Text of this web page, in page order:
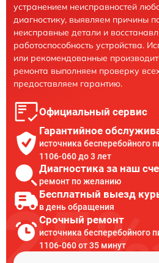
устранением неисправностей
диагностику, выявляем причины
неисправные детали и
работоспособность устройства.
или рекомендованные
ремонта выполняем проверку
предоставляем гарантию.
Официальный сервис
Гарантийное
источника бесперебойного
1106-060 до 3 лет
Диагностика за наш
ремонт по желанию
Бесплатный выезд
в день обращения
Срочный ремонт
источника бесперебойного
1106-060 от 35 минут